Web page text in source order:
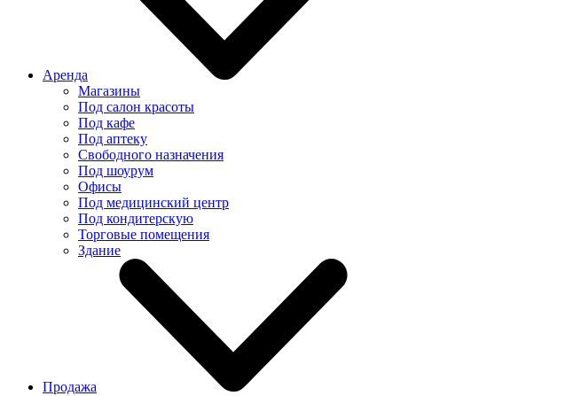
Аренда
Магазины
Под салон красоты
Под кафе
Под аптеку
Свободного назначения
Под шоурум
Офисы
Под медицинский центр
Под кондитерскую
Торговые помещения
Здание
Продажа